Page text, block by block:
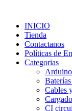
INICIO
Tienda
Contactanos
Políticas de
Categorias
Arduino
Cables
CI